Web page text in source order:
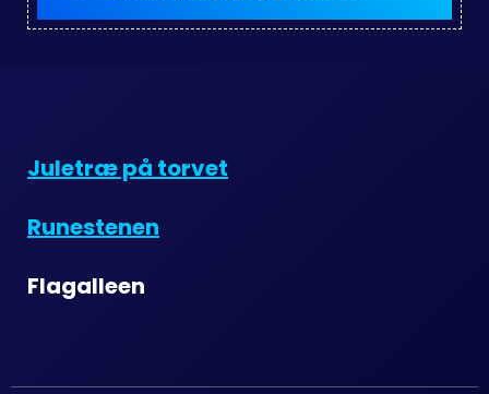
Juletræ på torvet
Runestenen
Flagalleen